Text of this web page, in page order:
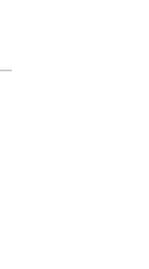
цифровое и